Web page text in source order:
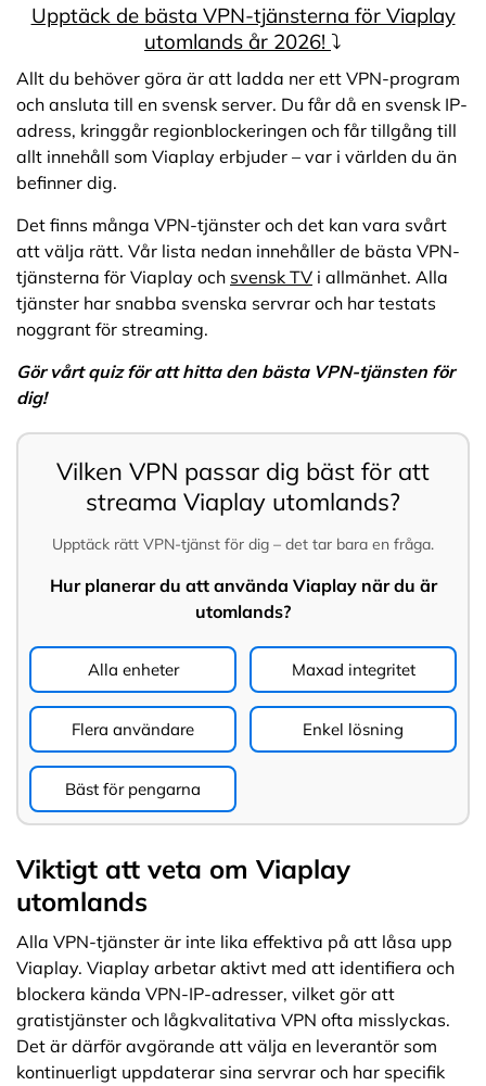
Upptäck de bästa VPN-tjänsterna för Viaplay
utomlands år 2026! ⤵️
Allt du behöver göra är att ladda ner ett VPN-program
och ansluta till en svensk server. Du får då en svensk IP-
adress, kringgår regionblockeringen och får tillgång till
allt innehåll som Viaplay erbjuder – var i världen du än
befinner dig.
Det finns många VPN-tjänster och det kan vara svårt
att välja rätt. Vår lista nedan innehåller de bästa VPN-
tjänsterna för Viaplay och svensk TV i allmänhet. Alla
tjänster har snabba svenska servrar och har testats
noggrant för streaming.
Gör vårt quiz för att hitta den bästa VPN-tjänsten för
dig!
Vilken VPN passar dig bäst för att
streama Viaplay utomlands?
Upptäck rätt VPN-tjänst för dig – det tar bara en fråga.
Hur planerar du att använda Viaplay när du är
utomlands?
Alla enheter Maxad integritet
Flera användare Enkel lösning
Bäst för pengarna
Viktigt att veta om Viaplay
utomlands
Alla VPN-tjänster är inte lika effektiva på att låsa upp
Viaplay. Viaplay arbetar aktivt med att identifiera och
blockera kända VPN-IP-adresser, vilket gör att
gratistjänster och lågkvalitativa VPN ofta misslyckas.
Det är därför avgörande att välja en leverantör som
kontinuerligt uppdaterar sina servrar och har specifik